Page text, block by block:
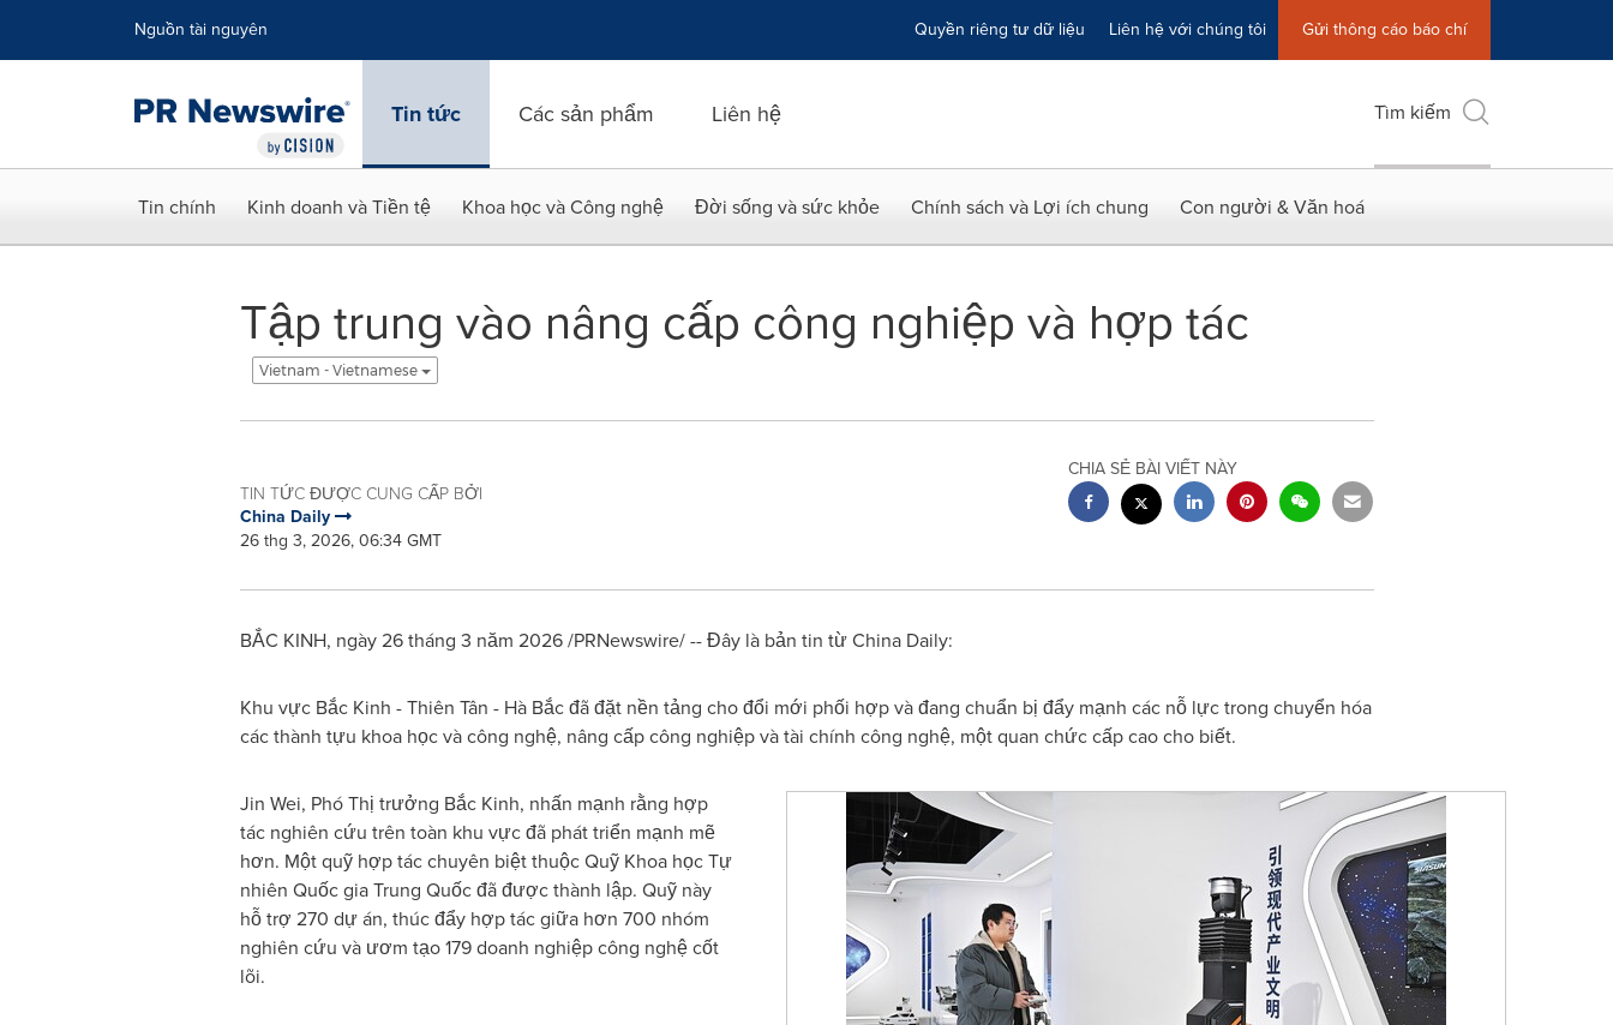
Nguồn tài nguyên Quyền riêng tư dữ liệu Liên hệ với chúng tôi Gửi thông cáo báo chí
Tin tức Các sản phẩm Liên hệ Tìm kiếm
Tin chính Kinh doanh và Tiền tệ Khoa học và Công nghệ Đời sống và sức khỏe Chính sách và Lợi ích chung Con người & Văn hoá
Tập trung vào nâng cấp công nghiệp và hợp tác
Vietnam - Vietnamese
TIN TỨC ĐƯỢC CUNG CẤP BỞI
China Daily
26 thg 3, 2026, 06:34 GMT
CHIA SẺ BÀI VIẾT NÀY
BẮC KINH, ngày 26 tháng 3 năm 2026 /PRNewswire/ -- Đây là bản tin từ China Daily:
Khu vực Bắc Kinh - Thiên Tân - Hà Bắc đã đặt nền tảng cho đổi mới phối hợp và đang chuẩn bị đẩy mạnh các nỗ lực trong chuyển hóa
các thành tựu khoa học và công nghệ, nâng cấp công nghiệp và tài chính công nghệ, một quan chức cấp cao cho biết.
Jin Wei, Phó Thị trưởng Bắc Kinh, nhấn mạnh rằng hợp
tác nghiên cứu trên toàn khu vực đã phát triển mạnh mẽ
hơn. Một quỹ hợp tác chuyên biệt thuộc Quỹ Khoa học Tự
nhiên Quốc gia Trung Quốc đã được thành lập. Quỹ này
hỗ trợ 270 dự án, thúc đẩy hợp tác giữa hơn 700 nhóm
nghiên cứu và ươm tạo 179 doanh nghiệp công nghệ cốt
lõi.